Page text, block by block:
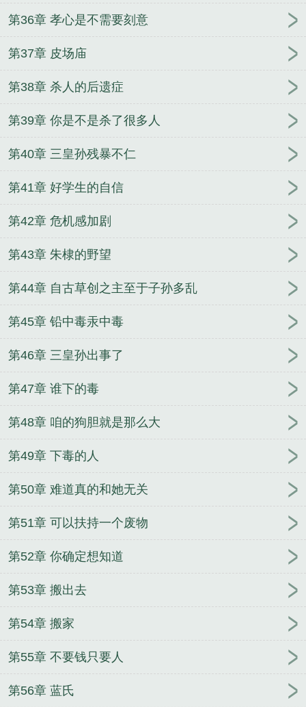
第36章 孝心是不需要刻意
第37章 皮场庙
第38章 杀人的后遗症
第39章 你是不是杀了很多人
第40章 三皇孙残暴不仁
第41章 好学生的自信
第42章 危机感加剧
第43章 朱棣的野望
第44章 自古草创之主至于子孙多乱
第45章 铅中毒汞中毒
第46章 三皇孙出事了
第47章 谁下的毒
第48章 咱的狗胆就是那么大
第49章 下毒的人
第50章 难道真的和她无关
第51章 可以扶持一个废物
第52章 你确定想知道
第53章 搬出去
第54章 搬家
第55章 不要钱只要人
第56章 蓝氏